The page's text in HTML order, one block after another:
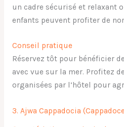
un cadre sécurisé et relaxant
enfants peuvent profiter de
Conseil pratique
Réservez tôt pour bénéficier
avec vue sur la mer. Profitez
organisées par l’hôtel pour
3. Ajwa Cappadocia